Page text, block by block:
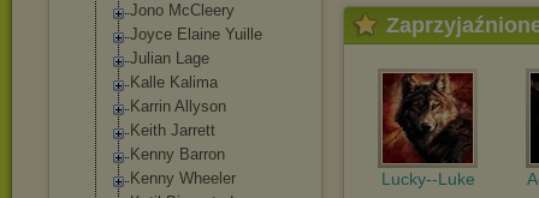
Jono McCleery
Joyce Elaine Yuille
Julian Lage
Kalle Kalima
Karrin Allyson
Keith Jarrett
Kenny Barron
Kenny Wheeler
Lucky--Luke